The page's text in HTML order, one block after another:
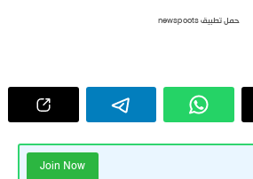
حمل تطبيق newspoots
Join Now